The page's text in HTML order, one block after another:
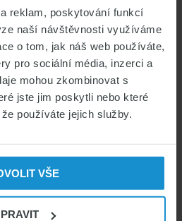
reklam, poskytování funkcí
naší návštěvnosti využíváme
o tom, jak náš web používáte,
pro sociální média, inzerci a
mohou zkombinovat s
jste jim poskytli nebo které
používáte jejich služby.
VŠE
Studium v ČR
legislativa v ČR